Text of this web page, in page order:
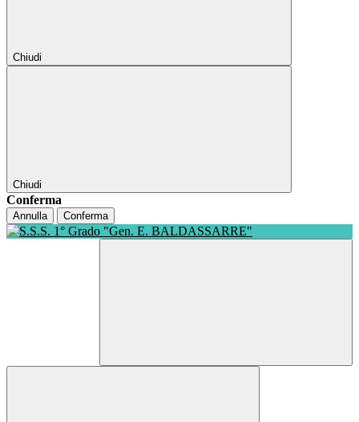
Chiudi
Chiudi
Conferma
Annulla Conferma